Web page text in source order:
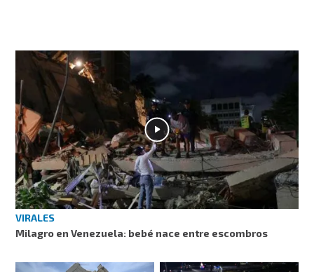
VIRALES
Milagro en Venezuela: bebé nace entre escombros